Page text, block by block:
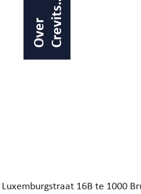
O
v
e
r
C
r
v
i
t
s -
S
y
V
a
t
g
o
e
Luxemburgstraat 16B te 1000